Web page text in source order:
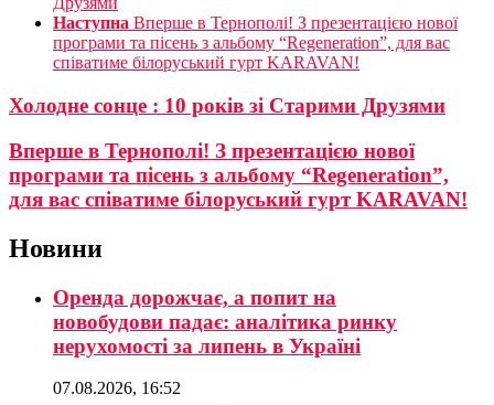
Наступна Вперше в Тернополі! З презентацією нової
програми та пісень з альбому “Regeneration”, для вас
співатиме білоруський гурт KARAVAN!
Холодне сонце : 10 років зі Старими Друзями
Вперше в Тернополі! З презентацією нової
програми та пісень з альбому “Regeneration”,
для вас співатиме білоруський гурт KARAVAN!
Новини
Оренда дорожчає, а попит на
новобудови падає: аналітика ринку
нерухомості за липень в Україні
07.08.2026, 16:52